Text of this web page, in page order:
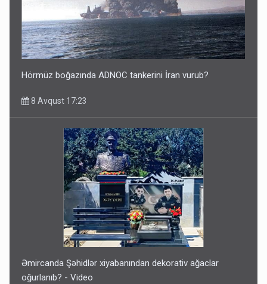
Hörmüz boğazında ADNOC tankerini İran vurub?
8 Avqust 17:23
Əmircanda Şəhidlər xiyabanından dekorativ ağaclar
oğurlanıb? - Video